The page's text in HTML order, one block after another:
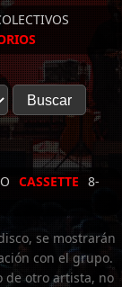
CASSETTE 8-
se mostrarán
con el grupo.
de otro artista, no